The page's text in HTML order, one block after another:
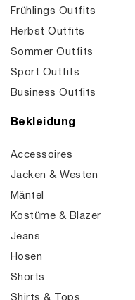
Frühlings Outfits
Herbst Outfits
Sommer Outfits
Sport Outfits
Business Outfits
Bekleidung
Accessoires
Jacken & Westen
Mäntel
Kostüme & Blazer
Jeans
Hosen
Shorts
Shirts & Tops